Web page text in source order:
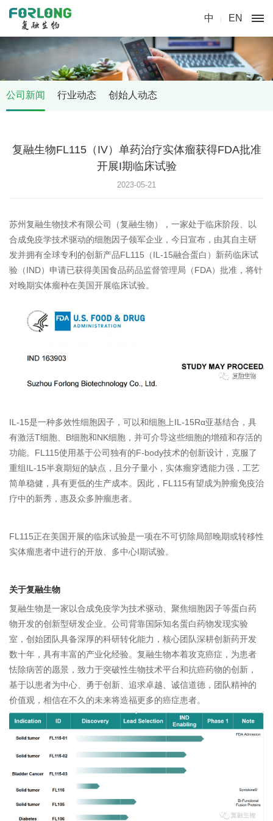
中 EN
公司新闻 行业动态 创始人动态
复融生物FL115（IV）单药治疗实体瘤获得FDA批准
开展I期临床试验
2023-05-21
苏州复融生物技术有限公司（复融生物），一家处于临床阶段、以
合成免疫学技术驱动的细胞因子领军企业，今日宣布，由其自主研
发并拥有全球专利的创新产品FL115（IL-15融合蛋白）新药临床试
验（IND）申请已获得美国食品药品监督管理局（FDA）批准，将针
对晚期实体瘤种在美国开展临床试验。
IL-15是一种多效性细胞因子，可以和细胞上IL-15Rα亚基结合，具
有激活T细胞、B细胞和NK细胞，并可介导这些细胞的增殖和存活的
功能。FL115使用基于公司独有的F-body技术的创新设计，克服了
重组IL-15半衰期短的缺点，且分子量小，实体瘤穿透能力强，工艺
简单稳健，具有更低的生产成本。因此，FL115有望成为肿瘤免疫治
疗中的新秀，惠及众多肿瘤患者。
FL115正在美国开展的临床试验是一项在不可切除局部晚期或转移性
实体瘤患者中进行的开放、多中心I期试验。
关于复融生物
复融生物是一家以合成免疫学为技术驱动、聚焦细胞因子等蛋白药
物开发的创新型研发企业。公司背靠国际知名蛋白药物发现实验
室，创始团队具备深厚的科研转化能力，核心团队深耕创新药开发
数十年，具有丰富的产业化经验。复融生物本着攻克癌症，为患者
怯除病苦的愿景，致力于突破性生物技术平台和抗癌药物的创新，
基于以患者为中心、勇于创新、追求卓越、诚信道德，团队精神的
价值观，相信在不久的未来将造福更多的癌症患者。